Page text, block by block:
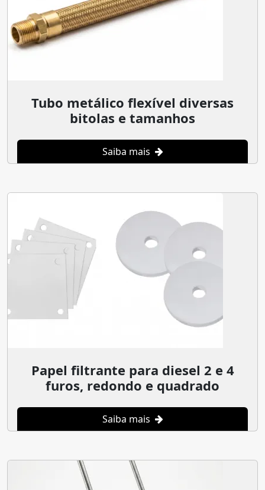
Tubo metálico flexível diversas
bitolas e tamanhos
Saiba mais
Papel filtrante para diesel 2 e 4
furos, redondo e quadrado
Saiba mais